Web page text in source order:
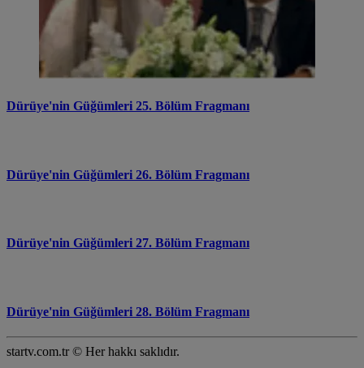
Dürüye'nin Güğümleri 25. Bölüm Fragmanı
Dürüye'nin Güğümleri 26. Bölüm Fragmanı
Dürüye'nin Güğümleri 27. Bölüm Fragmanı
Dürüye'nin Güğümleri 28. Bölüm Fragmanı
startv.com.tr © Her hakkı saklıdır.